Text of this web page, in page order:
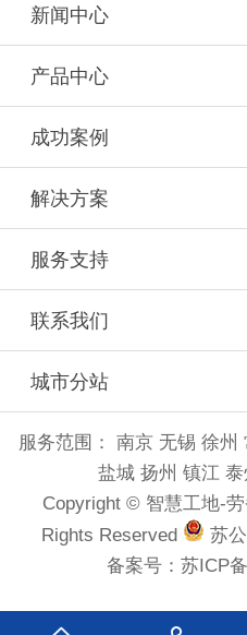
新闻中心
产品中心
成功案例
解决方案
服务支持
联系我们
城市分站
服务范围： 南京 无锡 徐州
盐城 扬州 镇江 泰
Copyright © 智慧工地-
Rights Reserved
苏
备案号：苏ICP